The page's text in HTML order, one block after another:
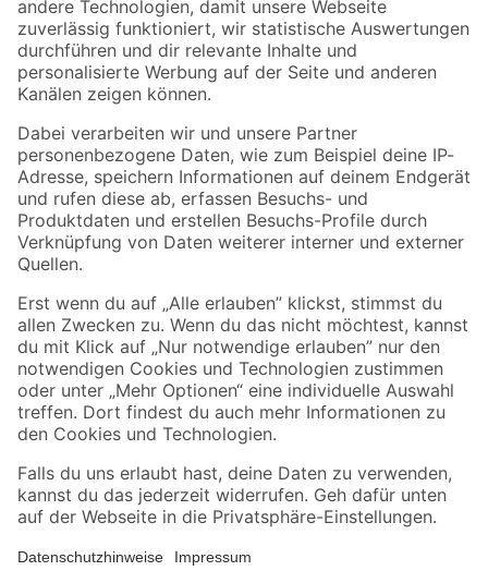
Zur Newsletter Anmeldung
Folge uns
Zahlungsarten Versandarten
Sicher einkaufen
Jetzt die toom-App herunterladen
Alle Preisangaben in EUR inkl. gesetzl. MwSt.. Die dargestellten Angebote sind unter
Umständen nicht in allen Märkten verfügbar. Die angegebenen Verfügbarkeiten beziehen
Produkte nur solange der Vorrat reicht.
*Paketversand ab 59 € versandkostenfrei, gilt nicht für Artikel mit Speditionsversand, hier